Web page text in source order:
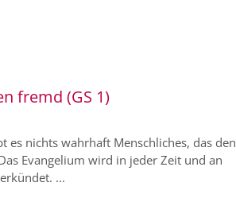
fremd (GS 1)
es nichts wahrhaft Menschliches, das den
Evangelium wird in jeder Zeit und an
...